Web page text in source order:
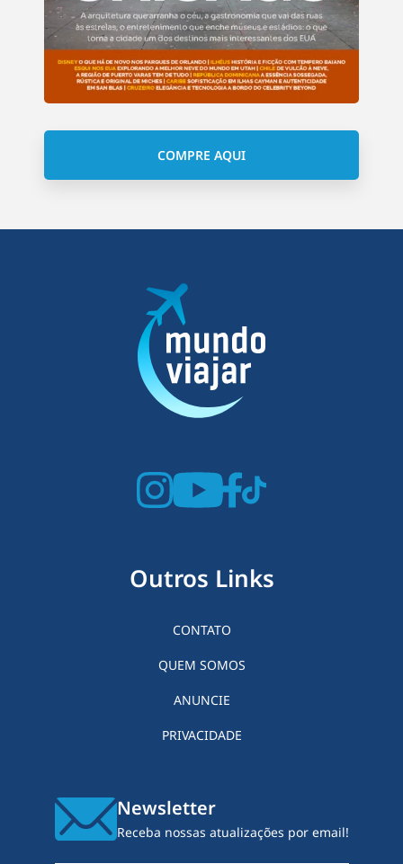
COMPRE AQUI
Outros Links
CONTATO
QUEM SOMOS
ANUNCIE
PRIVACIDADE
Newsletter
Receba nossas atualizações por email!